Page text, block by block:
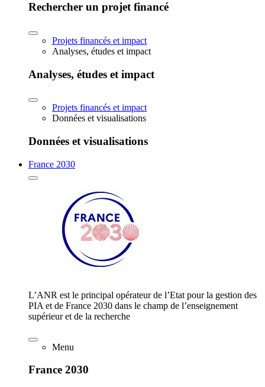
Rechercher un projet financé
Projets financés et impact
Analyses, études et impact
Analyses, études et impact
Projets financés et impact
Données et visualisations
Données et visualisations
France 2030
L’ANR est le principal opérateur de l’Etat pour la gestion des
PIA et de France 2030 dans le champ de l’enseignement
supérieur et de la recherche
Menu
France 2030